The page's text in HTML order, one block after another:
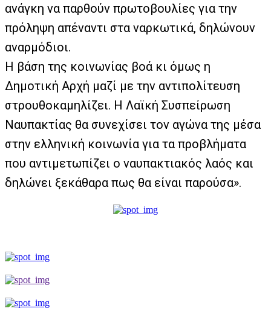
ανάγκη να παρθούν πρωτοβουλίες για την
πρόληψη απέναντι στα ναρκωτικά, δηλώνουν
αναρμόδιοι.
Η βάση της κοινωνίας βοά κι όμως η
Δημοτική Αρχή μαζί με την αντιπολίτευση
στρουθοκαμηλίζει. Η Λαϊκή Συσπείρωση
Ναυπακτίας θα συνεχίσει τον αγώνα της μέσα
στην ελληνική κοινωνία για τα προβλήματα
που αντιμετωπίζει ο ναυπακτιακός λαός και
δηλώνει ξεκάθαρα πως θα είναι παρούσα».